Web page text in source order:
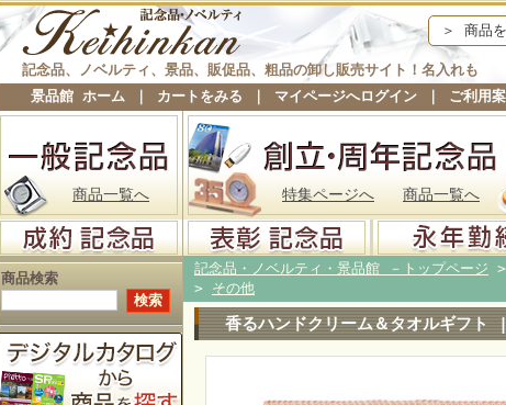
＞ 商品
記念品、ノベルティ、景品、販促品、粗品の卸し販売サイト！名入れも
景品館 ホーム
カートをみる マイページへログイン ご利用
商品一覧へ
商品検索
特集ページへ 商品一覧へ
記念品・ノベルティ・景品館 －トップページ >
> その他
香るハンドクリーム＆タオルギフト